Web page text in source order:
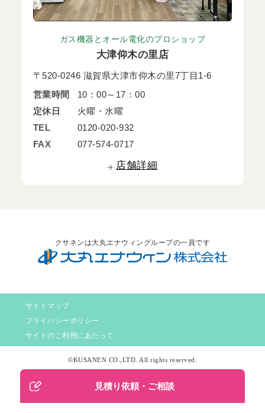
ガス機器とオール電化のプロショップ
大津仰木の里店
〒520-0246 滋賀県大津市仰木の里7丁目1-6
営業時間
10：00～17：00
定休日
火曜・水曜
TEL
0120-020-932
FAX
077-574-0717
店舗詳細
クサネンは大丸エナウィングループの一員です
サイトマップ
プライバシーポリシー
サイトのご利用にあたって
©KUSANEN CO.,LTD. All rights reserved.
見積り依頼・ご相談